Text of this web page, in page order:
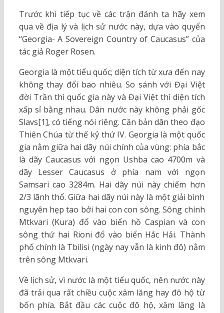
Trước khi tiếp tục về các trận đánh ta hãy xem
qua về địa lý và lịch sử nước này, dựa vào quyển
“Georgia- A Sovereign Country of Caucasus” của
tác giả Roger Rosen.
Georgia là một tiểu quốc; diện tích từ xưa đến nay
không thay đổi bao nhiêu. So sánh với Đại Việt
đời Trần thì quốc gia này và Đại Việt thì diện tích
xấp sỉ bằng nhau. Dân nước này không phải gốc
Slavs[1], có tiếng nói riêng. Căn bản dân theo đạo
Thiên Chúa từ thế kỷ thứ IV. Georgia là một quốc
gia nằm giữa hai dãy núi chính của vùng: phía bắc
là dãy Caucasus với ngọn Ushba cao 4700m và
dãy Lesser Caucasus ở phía nam với ngọn
Samsari cao 3284m. Hai dãy núi này chiếm hơn
2/3 lãnh thổ. Giữa hai dãy núi này là một giải bình
nguyên hẹp tao bởi hai con con sông. Sông chính
Mtkvari (Kura) đổ vào biển hồ Caspian và con
sông thứ hai Rioni đổ vào biển Hắc Hải. Thành
phố chính là Tbilisi (ngày nay vẫn là kinh đô) nằm
trên sông Mtkvari.
Về lịch sử, vì nước là một tiểu quốc, nên nước này
đã trải qua rất chiều cuộc xâm lăng hay đô hộ từ
bốn phía. Bắt đầu các cuộc đô hộ, xăm lăng là